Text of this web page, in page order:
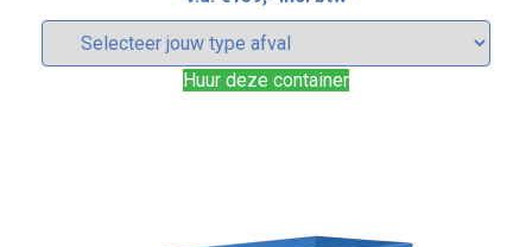
Huur deze container